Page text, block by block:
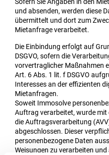
Sofern Sie Angaben in den
und absenden, werden diese
übermittelt und dort zum
Mietanfrage verarbeitet.
Die Einbindung erfolgt auf
DSGVO, sofern die
vorvertraglicher Maßnahmen
Art. 6 Abs. 1 lit. f DSGVO
Interesses an der effizienten
Mietanfragen.
Soweit Immosolve
Auftrag verarbeitet, wurde mit
die Auftragsverarbeitung
abgeschlossen. Dieser
personenbezogene Daten
Weisungen zu verarbeiten